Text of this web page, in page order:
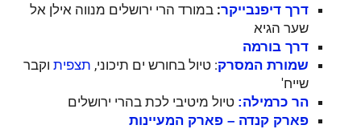
דרך דיפנבייקר: במורד הרי ירושלים מנווה אילן אל
שער הגיא
דרך בורמה
שמורת המסרק: טיול בחורש ים תיכוני, תצפית וקבר
שייח'
הר כרמילה: טיול מיטיבי לכת בהרי ירושלים
פארק קנדה – פארק המעיינות